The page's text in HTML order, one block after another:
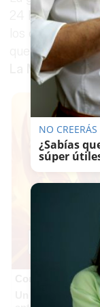
24 horas en
los centros de
que se ha
La Milagrosa
Corepunk
Un verdadero
NO CREERÁS
¿Sabías
súper